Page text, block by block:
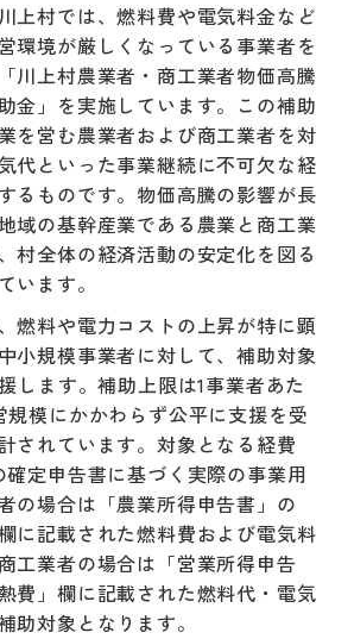
上村では、燃料費や電気料金など
環境が厳しくなっている事業者を
川上村農業者・商工業者物価高騰
金」を実施しています。この補助
を営む農業者および商工業者を対
代といった事業継続に不可欠な経
るものです。物価高騰の影響が長
域の基幹産業である農業と商工業
村全体の経済活動の安定化を図る
います。
燃料や電力コストの上昇が特に顕
小規模事業者に対して、補助対象
します。補助上限は1事業者あた
規模にかかわらず公平に支援を受
されています。対象となる経費
確定申告書に基づく実際の事業用
の場合は「農業所得申告書」の
に記載された燃料費および電気料
工業者の場合は「営業所得申告
費」欄に記載された燃料代・電気
助対象となります。